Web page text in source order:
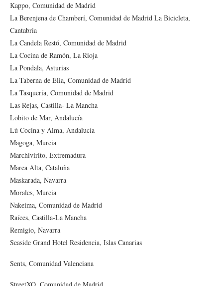
Kappo, Comunidad de Madrid
La Berenjena de Chamberí, Comunidad de Madrid La Bicicleta,
Cantabria
La Candela Restó, Comunidad de Madrid
La Cocina de Ramón, La Rioja
La Pondala, Asturias
La Taberna de Elia, Comunidad de Madrid
La Tasquería, Comunidad de Madrid
Las Rejas, Castilla- La Mancha
Lobito de Mar, Andalucía
Lú Cocina y Alma, Andalucía
Magoga, Murcia
Marchivirito, Extremadura
Marea Alta, Cataluña
Maskarada, Navarra
Morales, Murcia
Nakeima, Comunidad de Madrid
Raíces, Castilla-La Mancha
Remigio, Navarra
Seaside Grand Hotel Residencia, Islas Canarias
Sents, Comunidad Valenciana